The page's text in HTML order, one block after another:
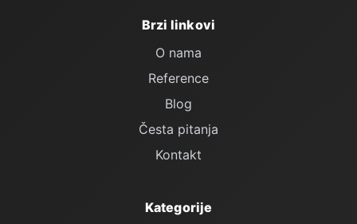
Brzi linkovi
O nama
Reference
Blog
Česta pitanja
Kontakt
Kategorije